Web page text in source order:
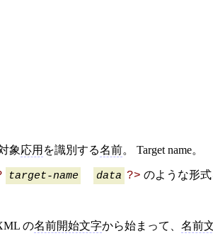
象応用 を識別する名前。 Target name。
target-name data ?> のような形
の名前開始文字から始まって、 名前